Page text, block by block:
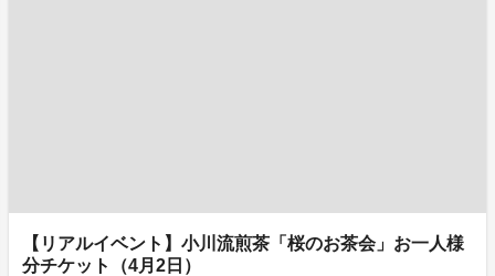
【リアルイベント】小川流煎茶「桜のお茶会」お一人様
分チケット（4月2日）